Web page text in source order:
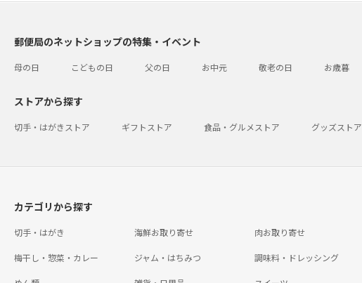
郵便局のネットショップの特集・イベント
母の日 こどもの日 父の日 お中元 敬老の日 お歳暮
ストアから探す
切手・はがきストア ギフトストア 食品・グルメストア グッズストア
カテゴリから探す
切手・はがき 海鮮お取り寄せ 肉お取り寄せ
梅干し・惣菜・カレー ジャム・はちみつ 調味料・ドレッシング